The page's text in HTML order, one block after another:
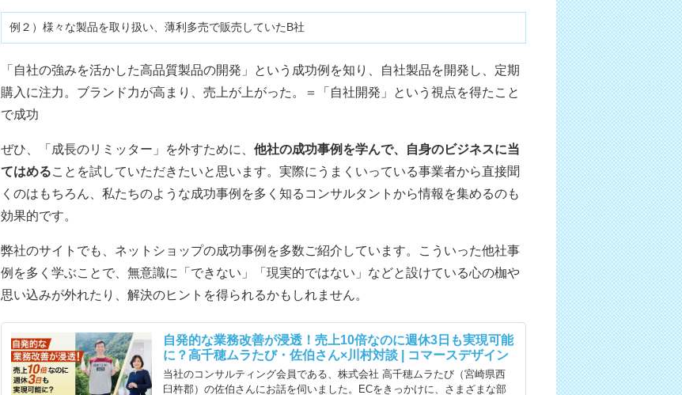
例２）様々な製品を取り扱い、薄利多売で販売していたB社
「自社の強みを活かした高品質製品の開発」という成功例を知り、自社製品を開発し、定期
購入に注力。ブランド力が高まり、売上が上がった。＝「自社開発」という視点を得たこと
で成功
ぜひ、「成長のリミッター」を外すために、 他社の成功事例を学んで、自身のビジネスに当
てはめることを試していただきたいと思います。実際にうまくいっている事業者から直接聞
くのはもちろん、私たちのような成功事例を多く知るコンサルタントから情報を集めるのも
効果的です。
弊社のサイトでも、ネットショップの成功事例を多数ご紹介しています。こういった他社事
例を多く学ぶことで、無意識に「できない」「現実的ではない」などと設けている心の枷や
思い込みが外れたり、解決のヒントを得られるかもしれません。
自発的な業務改善が浸透！売上10倍なのに週休3日も実現可能
に？高千穂ムラたび・佐伯さん×川村対談 | コマースデザイン
当社のコンサルティング会員である、株式会社 高千穂ムラたび（宮崎県西
臼杵郡）の佐伯さんにお話を伺いました。ECをきっかけに、さまざまな部